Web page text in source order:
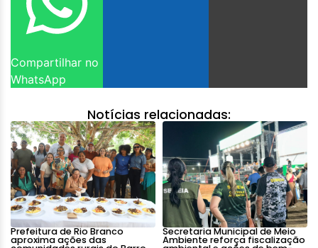
Compartilhar no
WhatsApp
Notícias relacionadas:
Prefeitura de Rio Branco
aproxima ações das
Secretaria Municipal de Meio
Ambiente reforça fiscalização